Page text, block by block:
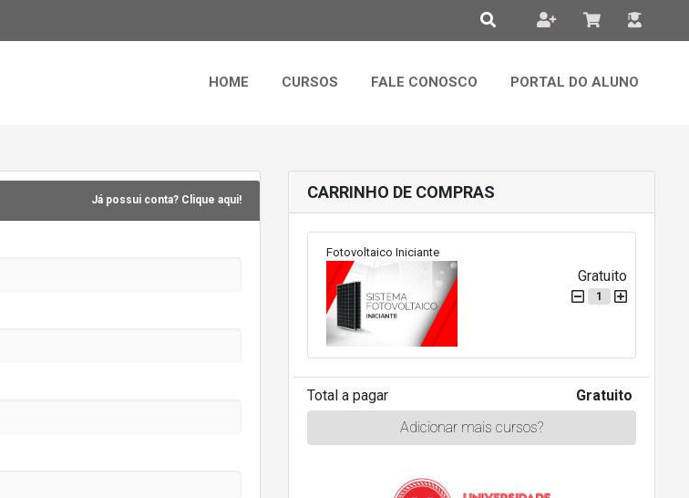
HOME CURSOS FALE CONOSCO PORTAL DO ALUNO
Já possui conta? Clique aqui! CARRINHO DE COMPRAS
Fotovoltaico Iniciante
Gratuito
1
Total a pagar
Gratuito
Adicionar mais cursos?